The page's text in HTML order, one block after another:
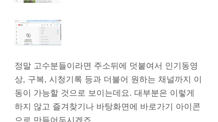
정말 고수분들이라면 주소뒤에 덧붙여서 인기동영
상, 구복, 시청기록 등과 더불어 원하는 채널까지 이
동이 가능할 것으로 보이는데요. 대부분은 이렇게
하지 않고 즐겨찾기나 바탕화면에 바로가기 아이콘
으로 만들어두시겠죠.